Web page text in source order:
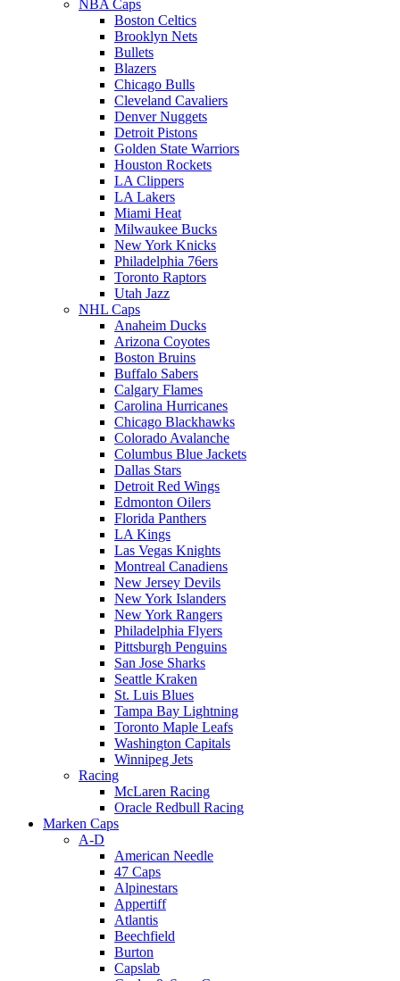
NBA Caps
Boston Celtics
Brooklyn Nets
Bullets
Blazers
Chicago Bulls
Cleveland Cavaliers
Denver Nuggets
Detroit Pistons
Golden State Warriors
Houston Rockets
LA Clippers
LA Lakers
Miami Heat
Milwaukee Bucks
New York Knicks
Philadelphia 76ers
Toronto Raptors
Utah Jazz
NHL Caps
Anaheim Ducks
Arizona Coyotes
Boston Bruins
Buffalo Sabers
Calgary Flames
Carolina Hurricanes
Chicago Blackhawks
Colorado Avalanche
Columbus Blue Jackets
Dallas Stars
Detroit Red Wings
Edmonton Oilers
Florida Panthers
LA Kings
Las Vegas Knights
Montreal Canadiens
New Jersey Devils
New York Islanders
New York Rangers
Philadelphia Flyers
Pittsburgh Penguins
San Jose Sharks
Seattle Kraken
St. Luis Blues
Tampa Bay Lightning
Toronto Maple Leafs
Washington Capitals
Winnipeg Jets
Racing
McLaren Racing
Oracle Redbull Racing
Marken Caps
A-D
American Needle
47 Caps
Alpinestars
Appertiff
Atlantis
Beechfield
Burton
Capslab